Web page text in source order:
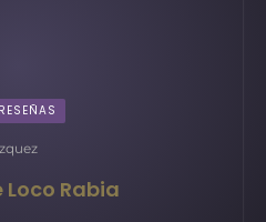
RESEÑAS
Loco Rabia